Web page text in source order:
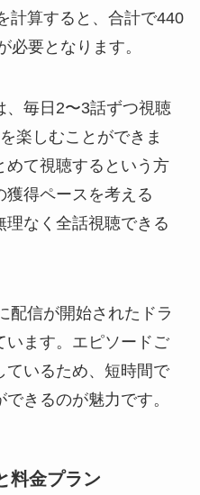
計算すると、合計で440
必要となります。
、毎日2〜3話ずつ視聴
楽しむことができま
めて視聴するという方
得ペースを考える
理なく全話視聴できる
配信が開始されたドラ
います。エピソードご
ているため、短時間で
きるのが魅力です。
料金プラン